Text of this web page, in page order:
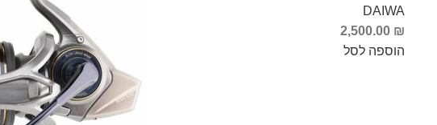
DAIWA
2,500.00 ₪
הוספה לסל